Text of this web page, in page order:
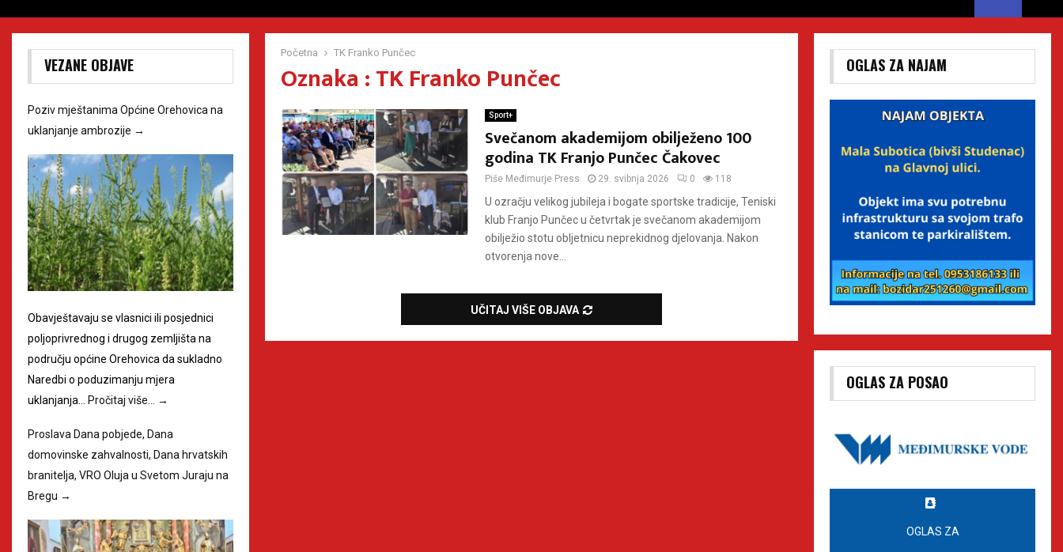
Početna TK Franko Punčec
Oznaka : TK Franko Punčec
Sport+
Svečanom akademijom obilježeno 100
godina TK Franjo Punčec Čakovec
Piše Međimurje Press 29. svibnja 2026 0 118
U ozračju velikog jubileja i bogate sportske tradicije, Teniski
klub Franjo Punčec u četvrtak je svečanom akademijom
obilježio stotu obljetnicu neprekidnog djelovanja. Nakon
otvorenja nove...
UČITAJ VIŠE OBJAVA
VEZANE OBJAVE
Poziv mještanima Općine Orehovica na
uklanjanje ambrozije →
Obavještavaju se vlasnici ili posjednici
poljoprivrednog i drugog zemljišta na
području općine Orehovica da sukladno
Naredbi o poduzimanju mjera
uklanjanja…
Pročitaj više… →
Proslava Dana pobjede, Dana
domovinske zahvalnosti, Dana hrvatskih
branitelja, VRO Oluja u Svetom Juraju na
Bregu →
OGLAS ZA NAJAM
OGLAS ZA POSAO
OGLAS ZA